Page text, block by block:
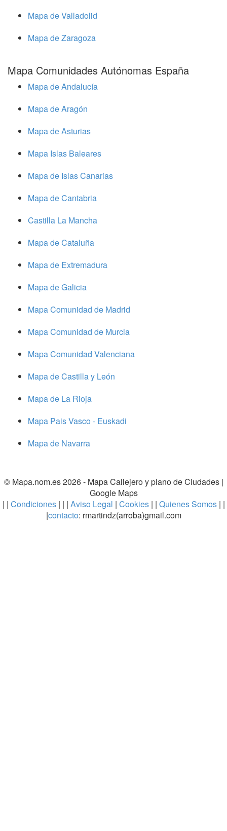
Mapa de Valladolid
Mapa de Zaragoza
Mapa Comunidades Autónomas España
Mapa de Andalucía
Mapa de Aragón
Mapa de Asturias
Mapa Islas Baleares
Mapa de Islas Canarias
Mapa de Cantabria
Castilla La Mancha
Mapa de Cataluña
Mapa de Extremadura
Mapa de Galicia
Mapa Comunidad de Madrid
Mapa Comunidad de Murcia
Mapa Comunidad Valenciana
Mapa de Castilla y León
Mapa de La Rioja
Mapa Pais Vasco - Euskadi
Mapa de Navarra
© Mapa.nom.es 2026 - Mapa Callejero y plano de Ciudades|
Google Maps
| | Condiciones| | | Aviso Legal | Cookies | | Quienes Somos | |
|contacto: rmartindz(arroba)gmail.com